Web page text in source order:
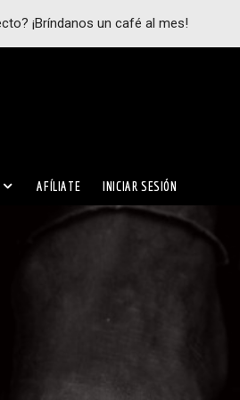
¡Bríndanos un café al mes!
AFÍLIATE INICIAR SESIÓN